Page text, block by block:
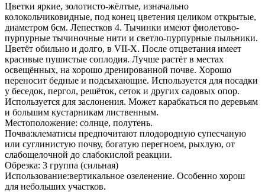
Цветки яркие, золотисто-жёлтые, изначально
колокольчиковидные, под конец цветения целиком открытые,
диаметром 6см. Лепестков 4. Тычинки имеют фиолетово-
пурпурные тычиночные нити и светло-пурпурные пыльники.
Цветёт обильно и долго, в VII-X. После отцветания имеет
красивые пушистые соплодия. Лучше растёт в местах
освещённых, на хорошо дренированной почве. Хорошо
переносит бедные и подсыхающие. Используется для посадки
у беседок, пергол, решёток, сеток и других садовых опор.
Используется для заслонения. Может карабкаться по деревьям
и большим кустарникам лиственным.
Местоположение: солнце, полутень.
Почва:клематисы предпочитают плодородную супесчаную
или суглинистую почву, богатую перегноем, рыхлую, от
слабощелочной до слабокислой реакции.
Обрезка: 3 группа (сильная)
Использование:вертикальное озеленение. Особенно хорош
для небольших участков.